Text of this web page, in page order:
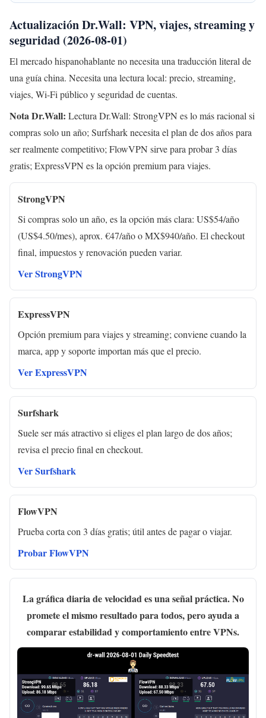
Actualización Dr.Wall: VPN, viajes, streaming y
seguridad (2026-08-01)
El mercado hispanohablante no necesita una traducción literal de
una guía china. Necesita una lectura local: precio, streaming,
viajes, Wi-Fi público y seguridad de cuentas.
Nota Dr.Wall: Lectura Dr.Wall: StrongVPN es lo más racional si
compras solo un año; Surfshark necesita el plan de dos años para
ser realmente competitivo; FlowVPN sirve para probar 3 días
gratis; ExpressVPN es la opción premium para viajes.
StrongVPN
Si compras solo un año, es la opción más clara: US$54/año
(US$4.50/mes), aprox. €47/año o MX$940/año. El checkout
final, impuestos y renovación pueden variar.
Ver StrongVPN
ExpressVPN
Opción premium para viajes y streaming; conviene cuando la
marca, app y soporte importan más que el precio.
Ver ExpressVPN
Surfshark
Suele ser más atractivo si eliges el plan largo de dos años;
revisa el precio final en checkout.
Ver Surfshark
FlowVPN
Prueba corta con 3 días gratis; útil antes de pagar o viajar.
Probar FlowVPN
La gráfica diaria de velocidad es una señal práctica. No
promete el mismo resultado para todos, pero ayuda a
comparar estabilidad y comportamiento entre VPNs.